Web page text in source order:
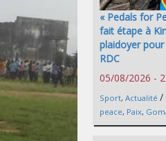
« Pedals for
fait étape à
plaidoyer pour
RDC
05/08/2026 -
Sport, Actualité /
peace, Paix,